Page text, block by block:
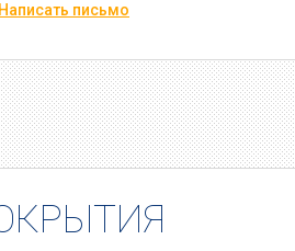
Написать письмо